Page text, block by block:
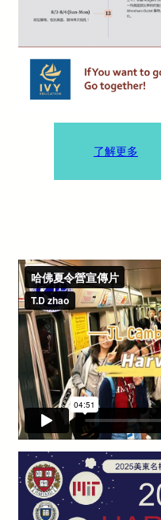
了解更多